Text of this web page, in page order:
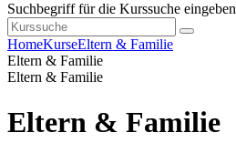
Suchbegriff für die Kurssuche eingeben
HomeKurseEltern & Familie
Eltern & Familie
Eltern & Familie
Eltern & Familie